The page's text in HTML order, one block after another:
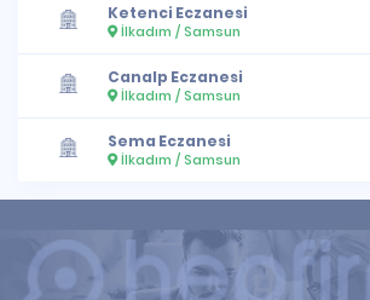
Ketenci Eczanesi
İlkadım / Samsun
Canalp Eczanesi
İlkadım / Samsun
Sema Eczanesi
İlkadım / Samsun